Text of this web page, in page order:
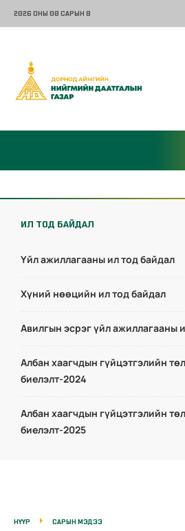
2026 ОНЫ 08 САРЫН 8
ИЛ ТОД БАЙДАЛ
Үйл ажиллагааны ил тод байдал
Хүний нөөцийн ил тод байдал
Авилгын эсрэг үйл ажиллагааны
Албан хаагчдын гүйцэтгэлийн
биелэлт-2024
Албан хаагчдын гүйцэтгэлийн
биелэлт-2025
НҮҮР САРЫН МЭДЭЭ